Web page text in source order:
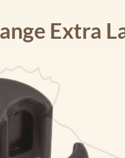
Extra